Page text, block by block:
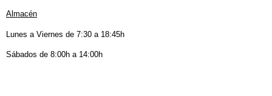
Almacén
Lunes a Viernes de 7:30 a 18:45h
Sábados de 8:00h a 14:00h